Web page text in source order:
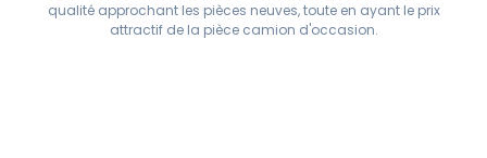
qualité approchant les pièces neuves, toute en ayant le prix
attractif de la pièce camion d'occasion.